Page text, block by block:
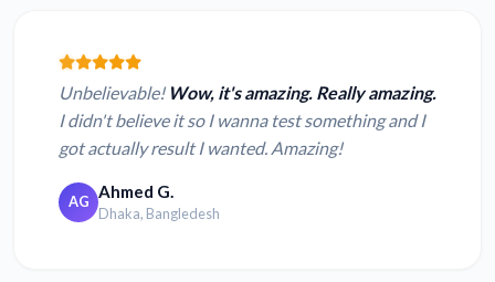
Unbelievable! Wow, it's amazing. Really amazing.
I didn't believe it so I wanna test something and I
got actually result I wanted. Amazing!
AG Ahmed G.
Dhaka, Bangledesh